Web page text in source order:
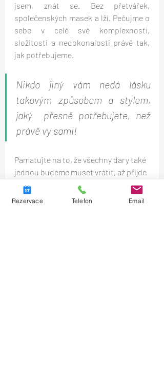
jsem, znát se. Bez přetvářek,
společenských masek a lží. Pečujme o
sebe v celé své komplexnosti,
složitosti a nedokonalosti právě tak,
jak potřebujeme.
Nikdo jiný vám nedá lásku
takovým způsobem a stylem,
jaký  přesně potřebujete, než
právě vy sami!
Pamatujte na to, že všechny dary také
jednou budeme muset vrátit, až přijde
ten čas...
Rezervace Telefon Email